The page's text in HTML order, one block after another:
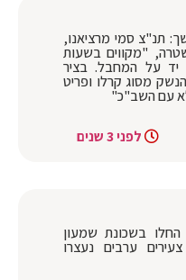
תנ"צ סמי מרציאנו,
"מקווים בשעות
יד על המחבל. בציר
מסוג קרלו ופריט
עם השב"כ"
לפני 3 שנים
החלו בשכונת שמעון
ערבים נעצרו